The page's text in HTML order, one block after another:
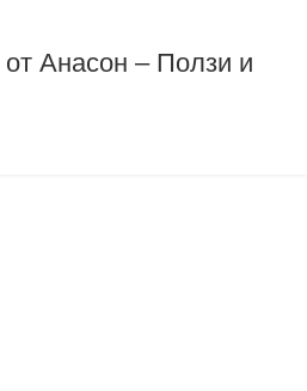
Анасон – Ползи и